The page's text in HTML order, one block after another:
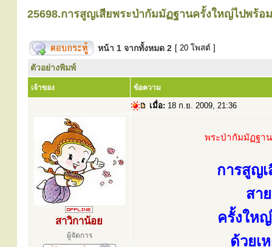
25698.การสูญเสียพระป่ากัมมัฏฐานครั้งใหญ่ไปพร้อ
หน้า 1 จากทั้งหมด 2 [ 20 โพสต์ ]
ตัวอย่างพิมพ์
เจ้าของ ข้อความ
เมื่อ: 18 ก.ย. 2009, 21:36
สาวิกาน้อย
ผู้จัดการ
พระป่ากัมมัฏฐา
การสูญ
สา
ครั้งให
ด้วยเ